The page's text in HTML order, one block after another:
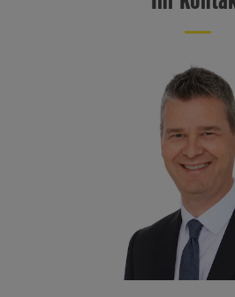
1.100 Märkten, größtenteils betrieben
Hessens und Teile Bayerns. Zum
auch der Fleisch- und
inklusive Produktionsstandort
Schinken und geräucherte Produkte, die
der Mineralbrunnen Schwarzwald-
Weinkeller und der Fischwarenspezialist
Schwerpunkte des Sortiments der
der Region. Im Rahmen der
arbeitet EDEKA Südwest beispielsweise
Erzeugern und Lieferanten aus
zusammen. Eine Auswahl an
Landwirtschaft im Überblick gibt es unter